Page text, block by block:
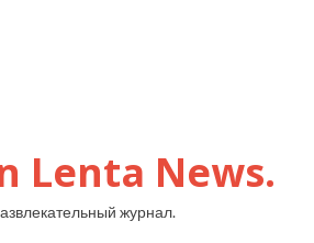
Lenta News.
журнал.